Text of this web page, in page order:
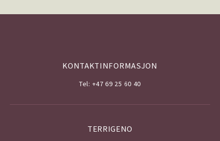
KONTAKTINFORMASJON
Tel: +47 69 25 60 40
TERRIGENO